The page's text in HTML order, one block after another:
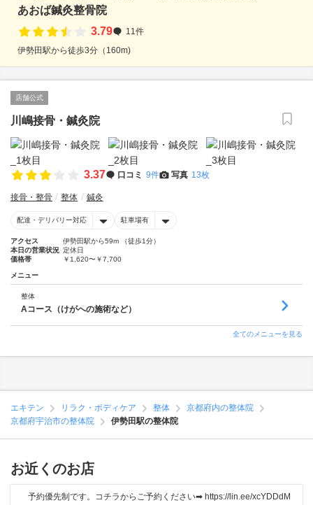
あおば鍼灸整骨院
3.79
11件
伊勢田駅から徒歩3分（160m)
店舗公式
川嶋接骨・鍼灸院
3.37 口コミ 9件 写真 13枚
接骨・整骨 整体 鍼灸
配達・デリバリー対応 駐車場有
アクセス
伊勢田駅から59m （徒歩1分）
本日の営業状況 定休日
価格帯
￥1,620〜￥7,700
メニュー
整体
Aコース（けがへの施術など）
全てのメニューを見る
エキテン リラク・ボディケア 整体
京都府内の整体院
京都府宇治市の整体院
伊勢田駅の整体院
お近くのお店
予約優先制です。コチラからご予約ください➡︎ https://lin.ee/xcYDDdM